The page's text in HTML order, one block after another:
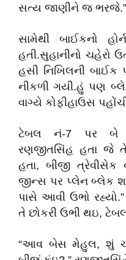
સત્ય જાણીને જ ભરજે.”
સામેથી બાઈકનો
હતી.સુહાનીનો ચહેરો
હસી નિખિલની બાઈક
નીકળી ગયી.હું પણ
વાગ્યે કોફીહાઉસ
ટેબલ નં-7 પર બે
રણજીતસિંહ હતા જે
હતા, બીજી ત્રેવીસેક
જીન્સ પર પ્લેન બ્લેક
પાસે આવી ઉભો
તે છોકરી ઉભી થઇ,
“આવ બેસ મેહુલ, શું